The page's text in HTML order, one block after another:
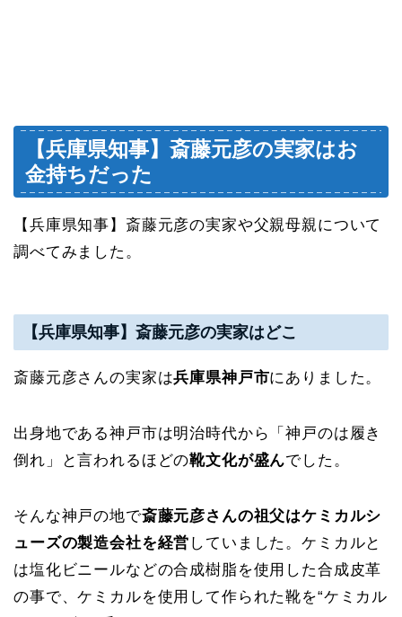
【兵庫県知事】斎藤元彦の実家はお
金持ちだった
【兵庫県知事】斎藤元彦の実家や父親母親について
調べてみました。
【兵庫県知事】斎藤元彦の実家はどこ
斎藤元彦さんの実家は兵庫県神戸市にありました。
出身地である神戸市は明治時代から「神戸のは履き
倒れ」と言われるほどの靴文化が盛んでした。
そんな神戸の地で斎藤元彦さんの祖父はケミカルシ
ューズの製造会社を経営 していました。ケミカルと
は塩化ビニールなどの合成樹脂を使用した合成皮革
の事で、ケミカルを使用して作られた靴を“ケミカル